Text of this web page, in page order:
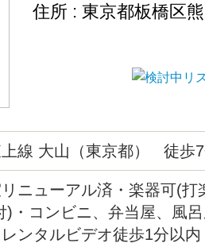
住所 : 東京都板橋区
線 大山（東京都） 徒歩
ニューアル済・楽器可(打
)・コンビニ、弁当屋、風
レンタルビデオ徒歩1分以